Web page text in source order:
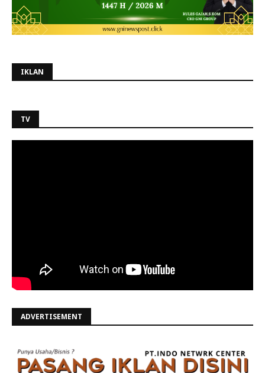
IKLAN
TV
ADVERTISEMENT